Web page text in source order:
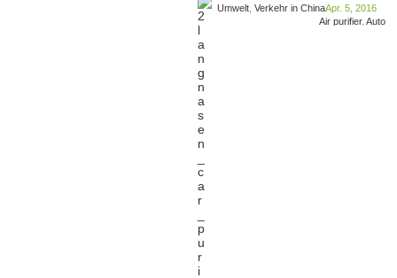
Apr. 5, 2016
Umwelt, Verkehr in China
Air purifier, Auto